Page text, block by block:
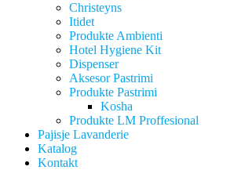
Christeyns
Itidet
Produkte Ambienti
Hotel Hygiene Kit
Dispenser
Aksesor Pastrimi
Produkte Pastrimi
Kosha
Produkte LM Proffesional
Pajisje Lavanderie
Katalog
Kontakt